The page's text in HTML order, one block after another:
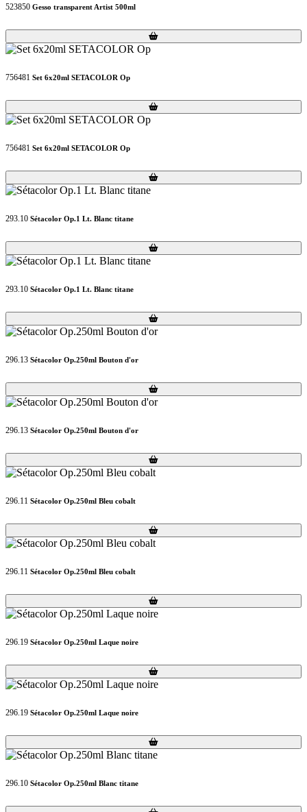
523850 Gesso transparent Artist 500ml
Loading...
Loading...
756481 Set 6x20ml SETACOLOR Op
Loading...
Loading...
756481 Set 6x20ml SETACOLOR Op
Loading...
Loading...
293.10 Sétacolor Op.1 Lt. Blanc titane
Loading...
Loading...
293.10 Sétacolor Op.1 Lt. Blanc titane
Loading...
Loading...
296.13 Sétacolor Op.250ml Bouton d'or
Loading...
Loading...
296.13 Sétacolor Op.250ml Bouton d'or
Loading...
Loading...
296.11 Sétacolor Op.250ml Bleu cobalt
Loading...
Loading...
296.11 Sétacolor Op.250ml Bleu cobalt
Loading...
Loading...
296.19 Sétacolor Op.250ml Laque noire
Loading...
Loading...
296.19 Sétacolor Op.250ml Laque noire
Loading...
Loading...
296.10 Sétacolor Op.250ml Blanc titane